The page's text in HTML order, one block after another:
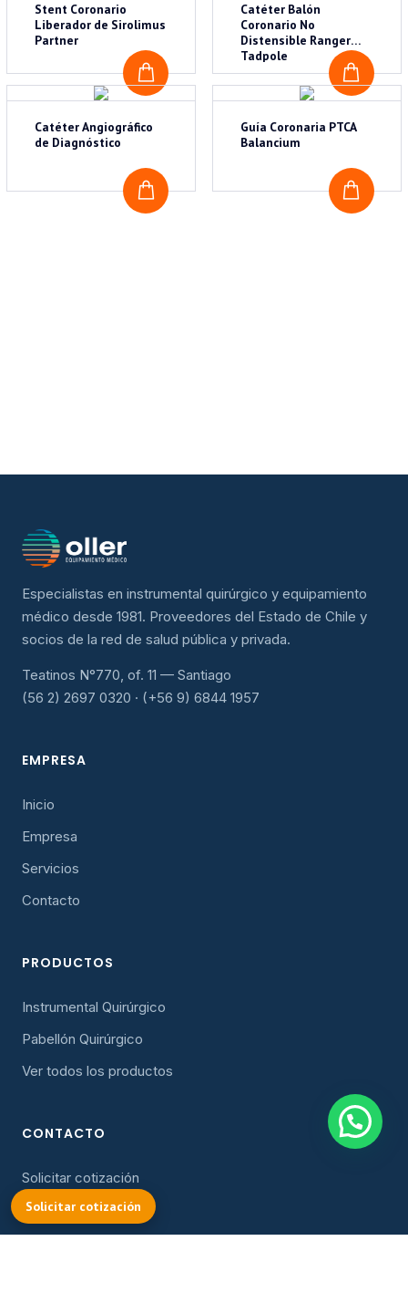
COTIZAR
Stent Coronario
Liberador de Sirolimus
Partner
Catéter Balón
Coronario No
Distensible Ranger
Tadpole
COTIZAR
Catéter Angiográfico
de Diagnóstico
Guía Coronaria PTCA
Balancium
Especialistas en instrumental quirúrgico y equipamiento
médico desde 1981. Proveedores del Estado de Chile y
socios de la red de salud pública y privada.
Teatinos N°770, of. 11 — Santiago
(56 2) 2697 0320 · (+56 9) 6844 1957
EMPRESA
Inicio
Empresa
Servicios
Contacto
PRODUCTOS
Instrumental Quirúrgico
Pabellón Quirúrgico
Ver todos los productos
CONTACTO
Solicitar cotización
cotizacion@oller.cl
Solicitar cotización